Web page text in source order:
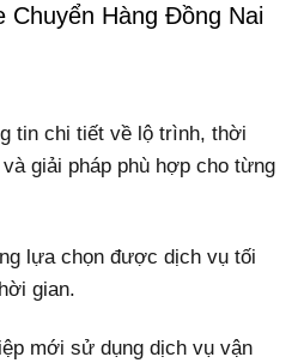
Chuyển Hàng Đồng Nai
tin chi tiết về lộ trình, thời
giải pháp phù hợp cho từng
lựa chọn được dịch vụ tối
gian.
mới sử dụng dịch vụ vận